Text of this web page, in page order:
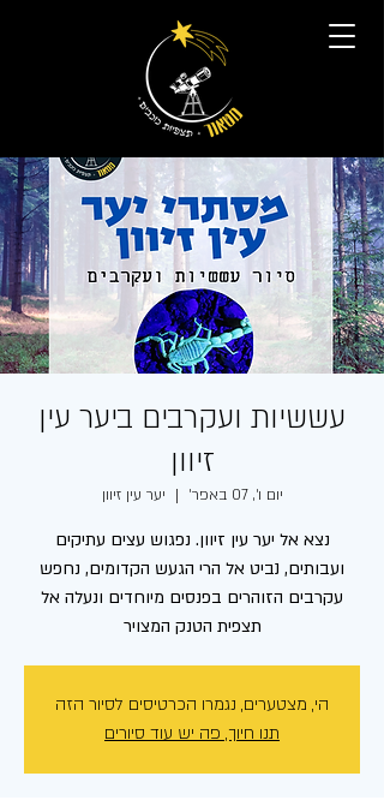
עששיות ועקרבים ביער עין
זיוון
יום ו׳, 07 באפר׳
  |
יער עין זיוון
נצא אל יער עין זיוון. נפגוש עצים עתיקים
ועבותים, נביט אל הרי הגעש הקדומים, נחפש
עקרבים הזוהרים בפנסים מיוחדים ונעלה אל
תצפית הטנק המצויר
הי, מצטערים, נגמרו הכרטיסים לסיור הזה
תנו חיוך, פה יש עוד סיורים